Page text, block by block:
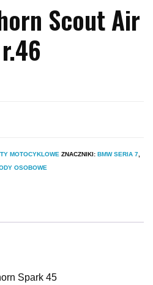
Scout Air
MOTOCYKLOWE ZNACZNIKI: BMW SERIA 7,
OSOBOWE
Spark 45